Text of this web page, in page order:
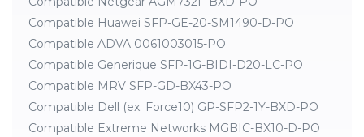
Compatible Huawei SFP-GE-20-SM1490-D-PO
Compatible ADVA 0061003015-PO
Compatible Generique SFP-1G-BIDI-D20-LC-PO
Compatible MRV SFP-GD-BX43-PO
Compatible Dell (ex. Force10) GP-SFP2-1Y-BXD-PO
Compatible Extreme Networks MGBIC-BX10-D-PO